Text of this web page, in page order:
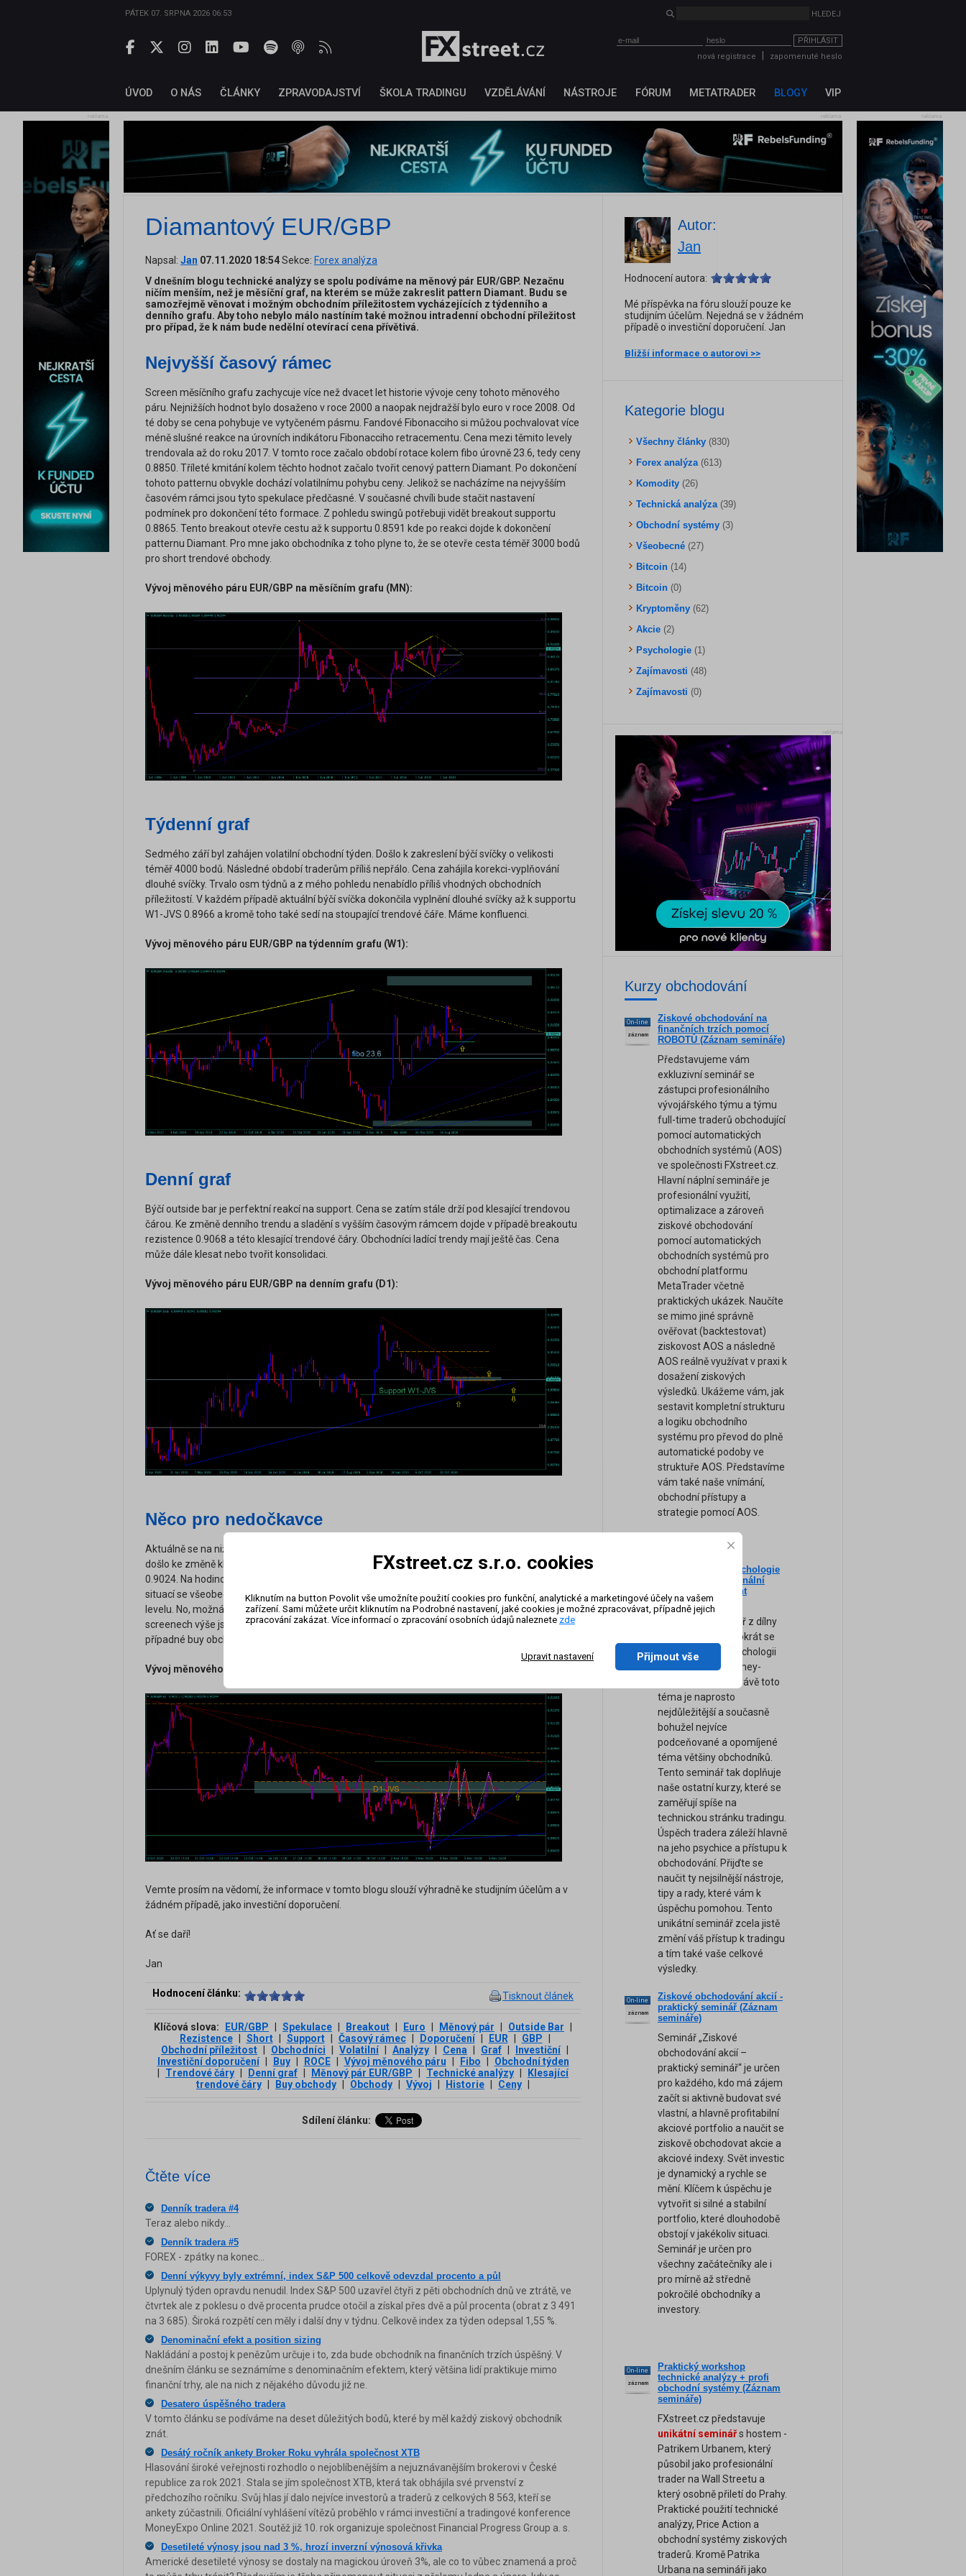
PÁTEK 07. SRPNA 2026 06:53
PŘIHLÁSIT
nová registrace
zapomenuté heslo
ÚVOD O NÁS ČLÁNKY ZPRAVODAJSTVÍ ŠKOLA TRADINGU VZDĚLÁVÁNÍ NÁSTROJE FÓRUM METATRADER BLOGY VIP
reklama reklama
reklama
Diamantový EUR/GBP
Napsal: Jan 07.11.2020 18:54Sekce: Forex analýza
V dnešním blogu technické analýzy se spolu podíváme na měnový pár EUR/GBP. Nezačnu
ničím menším, než je měsíční graf, na kterém se může zakreslit pattern Diamant. Budu se
samozřejmě věnovat i možným obchodním příležitostem vycházejících z týdenního a
denního grafu. Aby toho nebylo málo nastíním také možnou intradenní obchodní příležitost
pro případ, že k nám bude nedělní otevírací cena přívětivá.
Nejvyšší časový rámec
Screen měsíčního grafu zachycuje více než dvacet let historie vývoje ceny tohoto měnového
páru. Nejnižších hodnot bylo dosaženo v roce 2000 a naopak nejdražší bylo euro v roce 2008. Od
té doby se cena pohybuje ve vytyčeném pásmu. Fandové Fibonacciho si můžou pochvalovat více
méně slušné reakce na úrovních indikátoru Fibonacciho retracementu. Cena mezi těmito levely
trendovala až do roku 2017. V tomto roce začalo období rotace kolem fibo úrovně 23.6, tedy ceny
0.8850. Tříleté kmitání kolem těchto hodnot začalo tvořit cenový pattern Diamant. Po dokončení
tohoto patternu obvykle dochází volatilnímu pohybu ceny. Jelikož se nacházíme na nejvyšším
časovém rámci jsou tyto spekulace předčasné. V současné chvíli bude stačit nastavení
podmínek pro dokončení této formace. Z pohledu swingů potřebuji vidět breakout supportu
0.8865. Tento breakout otevře cestu až k supportu 0.8591 kde po reakci dojde k dokončení
patternu Diamant. Pro mne jako obchodníka z toho plyne to, že se otevře cesta téměř 3000 bodů
pro short trendové obchody.
Vývoj měnového páru EUR/GBP na měsíčním grafu (MN):
Týdenní graf
Sedmého září byl zahájen volatilní obchodní týden. Došlo k zakreslení býčí svíčky o velikosti
téměř 4000 bodů. Následné období traderům příliš nepřálo. Cena zahájila korekci-vyplňování
dlouhé svíčky. Trvalo osm týdnů a z mého pohledu nenabídlo příliš vhodných obchodních
příležitostí. V každém případě aktuální býčí svíčka dokončila vyplnění dlouhé svíčky až k supportu
W1-JVS 0.8966 a kromě toho také sedí na stoupající trendové čáře. Máme konfluenci.
Vývoj měnového páru EUR/GBP na týdenním grafu (W1):
Denní graf
Býčí outside bar je perfektní reakcí na support. Cena se zatím stále drží pod klesající trendovou
čárou. Ke změně denního trendu a sladění s vyšším časovým rámcem dojde v případě breakoutu
rezistence 0.9068 a této klesající trendové čáry. Obchodníci ladící trendy mají ještě čas. Cena
může dále klesat nebo tvořit konsolidaci.
Vývoj měnového páru EUR/GBP na denním grafu (D1):
Něco pro nedočkavce
Aktuálně se na nižších časových rámcích rozhoduje o rozjetí trendu. Na čtyřhodinovém grafu
došlo ke změně klesajícího trendu na rostoucí po breakoutu červené trendové čáry a rezistence
0.9024. Na hodinovém grafu nyní můžeme vidět rotaci kolem S/R úrovně D1-JVS. U těchto
situací se všeobecně vyplatí, počkat na ukončení rotace v podobě obratového patternu na tomto
levelu. No, možná se dočkáme, když nedělní otevření proběhne na rozumných hodnotách. Na
screenech výše jsem vyznačil přerušovanou čárou rezistence vhodné k výběru zisků pro
případné buy obchody. Jsou to rezistence D1-JVS.
Vývoj měnového páru EUR/GBP na hodinovém grafu (H1):
Vemte prosím na vědomí, že informace v tomto blogu slouží výhradně ke studijním účelům a v
žádném případě, jako investiční doporučení.
Ať se daří!
Jan
Hodnocení článku: Tisknout článek
Klíčová slova: EUR/GBP | Spekulace | Breakout | Euro | Měnový pár | Outside Bar |
Rezistence | Short | Support | Časový rámec | Doporučení | EUR | GBP |
Obchodní příležitost | Obchodníci | Volatilní | Analýzy | Cena | Graf | Investiční |
Investiční doporučení | Buy | ROCE | Vývoj měnového páru | Fibo |
Obchodní týden
|
Trendové čáry | Denní graf | Měnový pár EUR/GBP | Technické analýzy |
Klesající
trendové čáry | Buy obchody | Obchody | Vývoj | Historie | Ceny |
Sdílení článku:
Čtěte více
Denník tradera #4
Teraz alebo nikdy...
Denník tradera #5
FOREX - zpátky na konec...
Denní výkyvy byly extrémní, index S&P 500 celkově odevzdal procento a půl
Uplynulý týden opravdu nenudil. Index S&P 500 uzavřel čtyři z pěti obchodních dnů ve ztrátě, ve
čtvrtek ale z poklesu o dvě procenta prudce otočil a získal přes dvě a půl procenta (obrat z 3 491
na 3 685). Široká rozpětí cen měly i další dny v týdnu. Celkově index za týden odepsal 1,55 %.
Denominační efekt a position sizing
Nakládání a postoj k penězům určuje i to, zda bude obchodník na finančních trzích úspěšný. V
dnešním článku se seznámíme s denominačním efektem, který většina lidí praktikuje mimo
finanční trhy, ale na nich z nějakého důvodu již ne.
Desatero úspěšného tradera
V tomto článku se podíváme na deset důležitých bodů, které by měl každý ziskový obchodník
znát.
Desátý ročník ankety Broker Roku vyhrála společnost XTB
Hlasování široké veřejnosti rozhodlo o nejoblíbenějším a nejuznávanějším brokerovi v České
republice za rok 2021. Stala se jím společnost XTB, která tak obhájila své prvenství z
předchozího ročníku. Svůj hlas jí dalo nejvíce investorů a traderů z celkových 8 563, kteří se
ankety zúčastnili. Oficiální vyhlášení vítězů proběhlo v rámci investiční a tradingové konference
MoneyExpo Online 2021. Soutěž již 10. rok organizuje společnost Financial Progress Group a. s.
Desetileté výnosy jsou nad 3 %, hrozí inverzní výnosová křivka
Americké desetileté výnosy se dostaly na magickou úroveň 3%, ale co to vůbec znamená a proč
Autor:
Jan
Hodnocení autora:
Mé příspěvka na fóru slouží pouze ke
studijním účelům. Nejedná se v žádném
případě o investiční doporučení. Jan
Bližší informace o autorovi >>
Kategorie blogu
Všechny články (830)
Forex analýza(613)
Komodity (26)
Technická analýza(39)
Obchodní systémy (3)
Všeobecné (27)
Bitcoin (14)
Bitcoin (0)
Kryptoměny (62)
Akcie (2)
Psychologie (1)
Zajímavosti (48)
Zajímavosti (0)
reklama
Kurzy obchodování
On-line
záznam
Ziskové obchodování na
finančních trzích pomocí
ROBOTŮ (Záznam semináře)
Představujeme vám
exkluzivní seminář se
zástupci profesionálního
vývojářského týmu a týmu
full-time traderů obchodující
pomocí automatických
obchodních systémů (AOS)
ve společnosti FXstreet.cz.
Hlavní náplní semináře je
profesionální využití,
optimalizace a zároveň
ziskové obchodování
pomocí automatických
obchodních systémů pro
obchodní platformu
MetaTrader včetně
praktických ukázek. Naučíte
se mimo jiné správně
ověřovat (backtestovat)
ziskovost AOS a následně
AOS reálně využívat v praxi k
dosažení ziskových
výsledků. Ukážeme vám, jak
sestavit kompletní strukturu
a logiku obchodního
systému pro převod do plně
automatické podoby ve
struktuře AOS. Představíme
vám také naše vnímání,
obchodní přístupy a
strategie pomocí AOS.
Nový seminář: Psychologie
tradingu a profesionální
Money-Management
(Záznam semináře)
Zcela nový seminář z dílny
FXstreet.cz a tentokrát se
zaměřením na psychologii
obchodování a money-
management. A právě toto
téma je naprosto
nejdůležitější a současně
bohužel nejvíce
podceňované a opomíjené
téma většiny obchodníků.
Tento seminář tak doplňuje
naše ostatní kurzy, které se
zaměřují spíše na
technickou stránku tradingu.
Úspěch tradera záleží hlavně
na jeho psychice a přístupu k
obchodování. Přijďte se
naučit ty nejsilnější nástroje,
tipy a rady, které vám k
úspěchu pomohou. Tento
unikátní seminář zcela jistě
změní váš přístup k tradingu
a tím také vaše celkové
výsledky.
On-line
záznam
Ziskové obchodování akcií -
praktický seminář (Záznam
semináře)
Seminář „Ziskové
obchodování akcií –
praktický seminář“ je určen
pro každého, kdo má zájem
začít si aktivně budovat své
vlastní, a hlavně profitabilní
akciové portfolio a naučit se
ziskově obchodovat akcie a
akciové indexy. Svět investic
je dynamický a rychle se
mění. Klíčem k úspěchu je
vytvořit si silné a stabilní
portfolio, které dlouhodobě
obstojí v jakékoliv situaci.
Seminář je určen pro
všechny začátečníky ale i
pro mírně až středně
pokročilé obchodníky a
investory.
On-line
záznam
Praktický workshop
technické analýzy + profi
obchodní systémy (Záznam
semináře)
FXstreet.cz představuje
unikátní seminářs hostem -
Patrikem Urbanem, který
působil jako profesionální
trader na Wall Streetu a
který osobně přiletí do Prahy.
Praktické použití technické
analýzy, Price Action a
obchodní systémy ziskových
traderů. Kromě Patrika
Urbana na semináři jako
FXstreet.cz s.r.o. cookies
Kliknutím na button Povolit vše umožníte použití cookies pro funkční, analytické a marketingové účely na vašem
zařízení. Sami můžete určit kliknutím na Podrobné nastavení, jaké cookies je možné zpracovávat, případně jejich
zpracování zakázat. Více informací o zpracování osobních údajů naleznete zde
Upravit nastavení Přijmout vše